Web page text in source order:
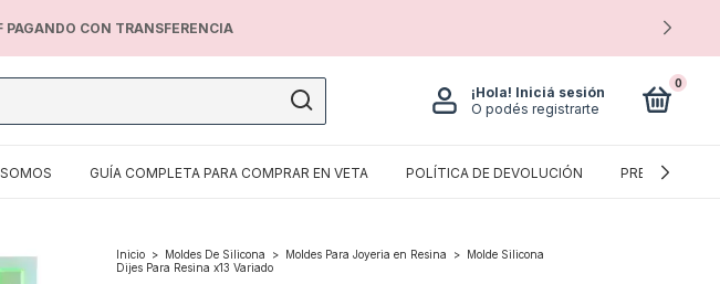
CON TRANSFERENCIA
¡Hola! Iniciá sesión
O podés registrarte
0
GUÍA COMPLETA PARA COMPRAR EN VETA POLÍTICA DE DEVOLUCIÓN PREGUNTAS
Inicio > Moldes De Silicona > Moldes Para Joyeria en Resina > Molde Silicona
Dijes Para Resina x13 Variado